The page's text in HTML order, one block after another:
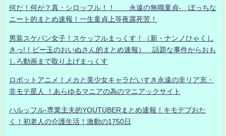
何だ！何が？真・シロッフル！！ 永遠の無職童貞- ぼっちな
ニート的まとめ速報！一生童貞上等夜露死苦！
男装スケバン女子！スケッフルまっくす！（新・ナンノひゃくし
きっ!！ビー玉のおいぬさん的まとめ速報） 話題な事件からおも
しろ動画まで取り上げまっくす
ロボットアニメ！メカと美少女キャラだいすき永遠の非リア充・
非モテ星人 ！あらゆるマニアの為のマニアックサイト
ハルッフル-専業主夫的YOUTUBERまとめ速報！キモデブおた
く！初老人の介護生活！激動の1750日